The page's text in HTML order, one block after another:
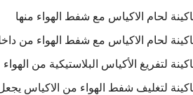
لحام الاكياس مع شفط الهواء منها
لحام الاكياس مع شفط الهواء من
لتفريغ الأكياس البلاستيكية من الهواء
لتغليف شفط الهواء من الاكياس